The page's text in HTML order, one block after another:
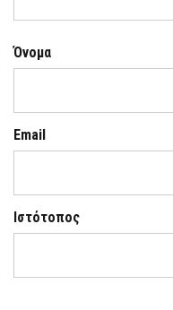
Όνομα
Email
Ιστότοπος